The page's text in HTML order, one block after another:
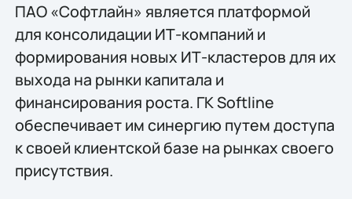
ПАО «Софтлайн» является платформой
для консолидации ИТ-компаний и
формирования новых ИТ-кластеров для их
выхода на рынки капитала и
финансирования роста. ГК Softline
обеспечивает им синергию путем доступа
к своей клиентской базе на рынках своего
присутствия.